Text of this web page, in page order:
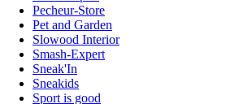
Pecheur-Store
Pet and Garden
Slowood Interior
Smash-Expert
Sneak'In
Sneakids
Sport is good